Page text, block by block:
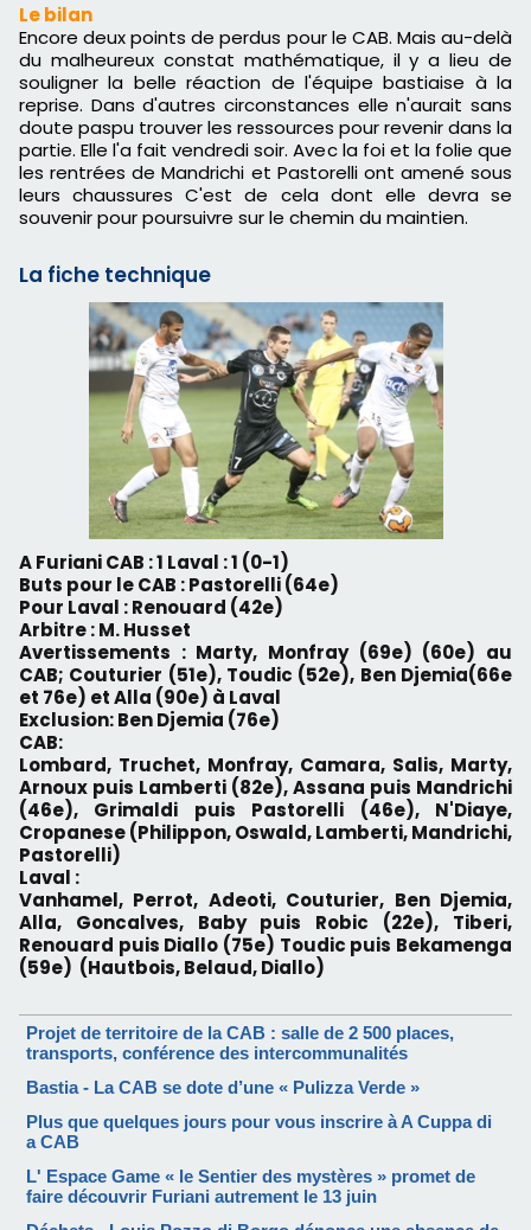
Le bilan
Encore deux points de perdus pour le CAB. Mais au-delà
du malheureux constat mathématique, il y a lieu de
souligner la belle réaction de l'équipe bastiaise à la
reprise. Dans d'autres circonstances elle n'aurait sans
doute paspu trouver les ressources pour revenir dans la
partie. Elle l'a fait vendredi soir. Avec la foi et la folie que
les rentrées de Mandrichi et Pastorelli ont amené sous
leurs chaussures C'est de cela dont elle devra se
souvenir pour poursuivre sur le chemin du maintien.
La fiche technique
A Furiani CAB : 1 Laval : 1 (0-1)
Buts pour le CAB : Pastorelli (64e)
Pour Laval : Renouard (42e)
Arbitre : M. Husset
Avertissements : Marty, Monfray (69e) (60e) au
CAB; Couturier (51e), Toudic (52e), Ben Djemia(66e
et 76e) et Alla (90e) à Laval
Exclusion: Ben Djemia (76e)
CAB:
Lombard, Truchet, Monfray, Camara, Salis, Marty,
Arnoux puis Lamberti (82e), Assana puis Mandrichi
(46e), Grimaldi puis Pastorelli (46e), N'Diaye,
Cropanese (Philippon, Oswald, Lamberti, Mandrichi,
Pastorelli)
Laval :
Vanhamel, Perrot, Adeoti, Couturier, Ben Djemia,
Alla, Goncalves, Baby puis Robic (22e), Tiberi,
Renouard puis Diallo (75e) Toudic puis Bekamenga
(59e) (Hautbois, Belaud, Diallo)
Projet de territoire de la CAB : salle de 2 500 places,
transports, conférence des intercommunalités
Bastia - La CAB se dote d’une « Pulizza Verde »
Plus que quelques jours pour vous inscrire à A Cuppa di
a CAB
L' Espace Game « le Sentier des mystères » promet de
faire découvrir Furiani autrement le 13 juin